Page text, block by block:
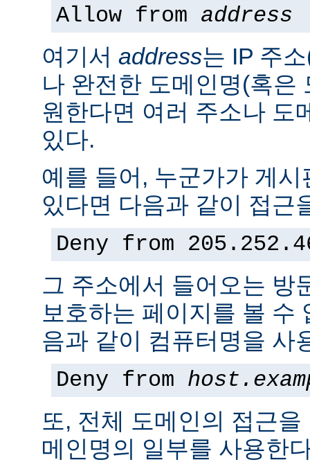
Allow from address
여기서 address는 IP 주
나 완전한 도메인명(혹은
원한다면 여러 주소나 도
있다.
예를 들어, 누군가가 게
있다면 다음과 같이 접근
Deny from
그 주소에서 들어오는 방
보호하는 페이지를 볼 수
음과 같이 컴퓨터명을 사
Deny from
또, 전체 도메인의 접근
메인명의 일부를 사용한